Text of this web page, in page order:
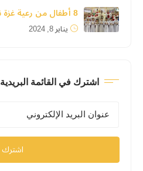
8 أطفال من رعية غزة نالوا سرّ المناولة الأولى
يناير 8, 2024
اشترك في القائمة البريدية
اشترك